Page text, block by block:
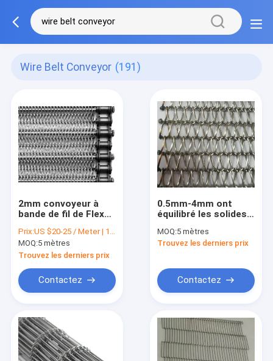
Wire Belt Conveyor (191)
2mm convoyeur à
bande de fil de Flex
Grade de 316
appartements
Prix:US $20-25 / Meter | 1 Meter (Min. Order)
MOQ:5 mètres
Trouvez les derniers prix
Contactez
0.5mm-4mm ont
équilibré les solides
câblent le four tunnel
de Mesh Belt
MOQ:5 mètres
Trouvez les derniers prix
Contactez